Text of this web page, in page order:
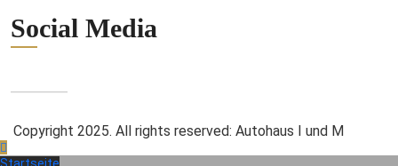
Social Media
Copyright 2025. All rights reserved: Autohaus I und M